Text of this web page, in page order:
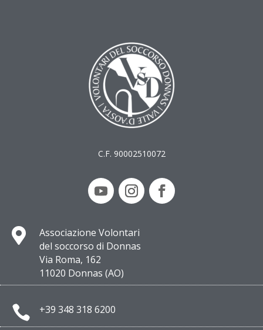
C.F. 90002510072

Associazione Volontari
del soccorso di Donnas
Via Roma, 162
11020 Donnas (AO)
 +39 348 318 6200